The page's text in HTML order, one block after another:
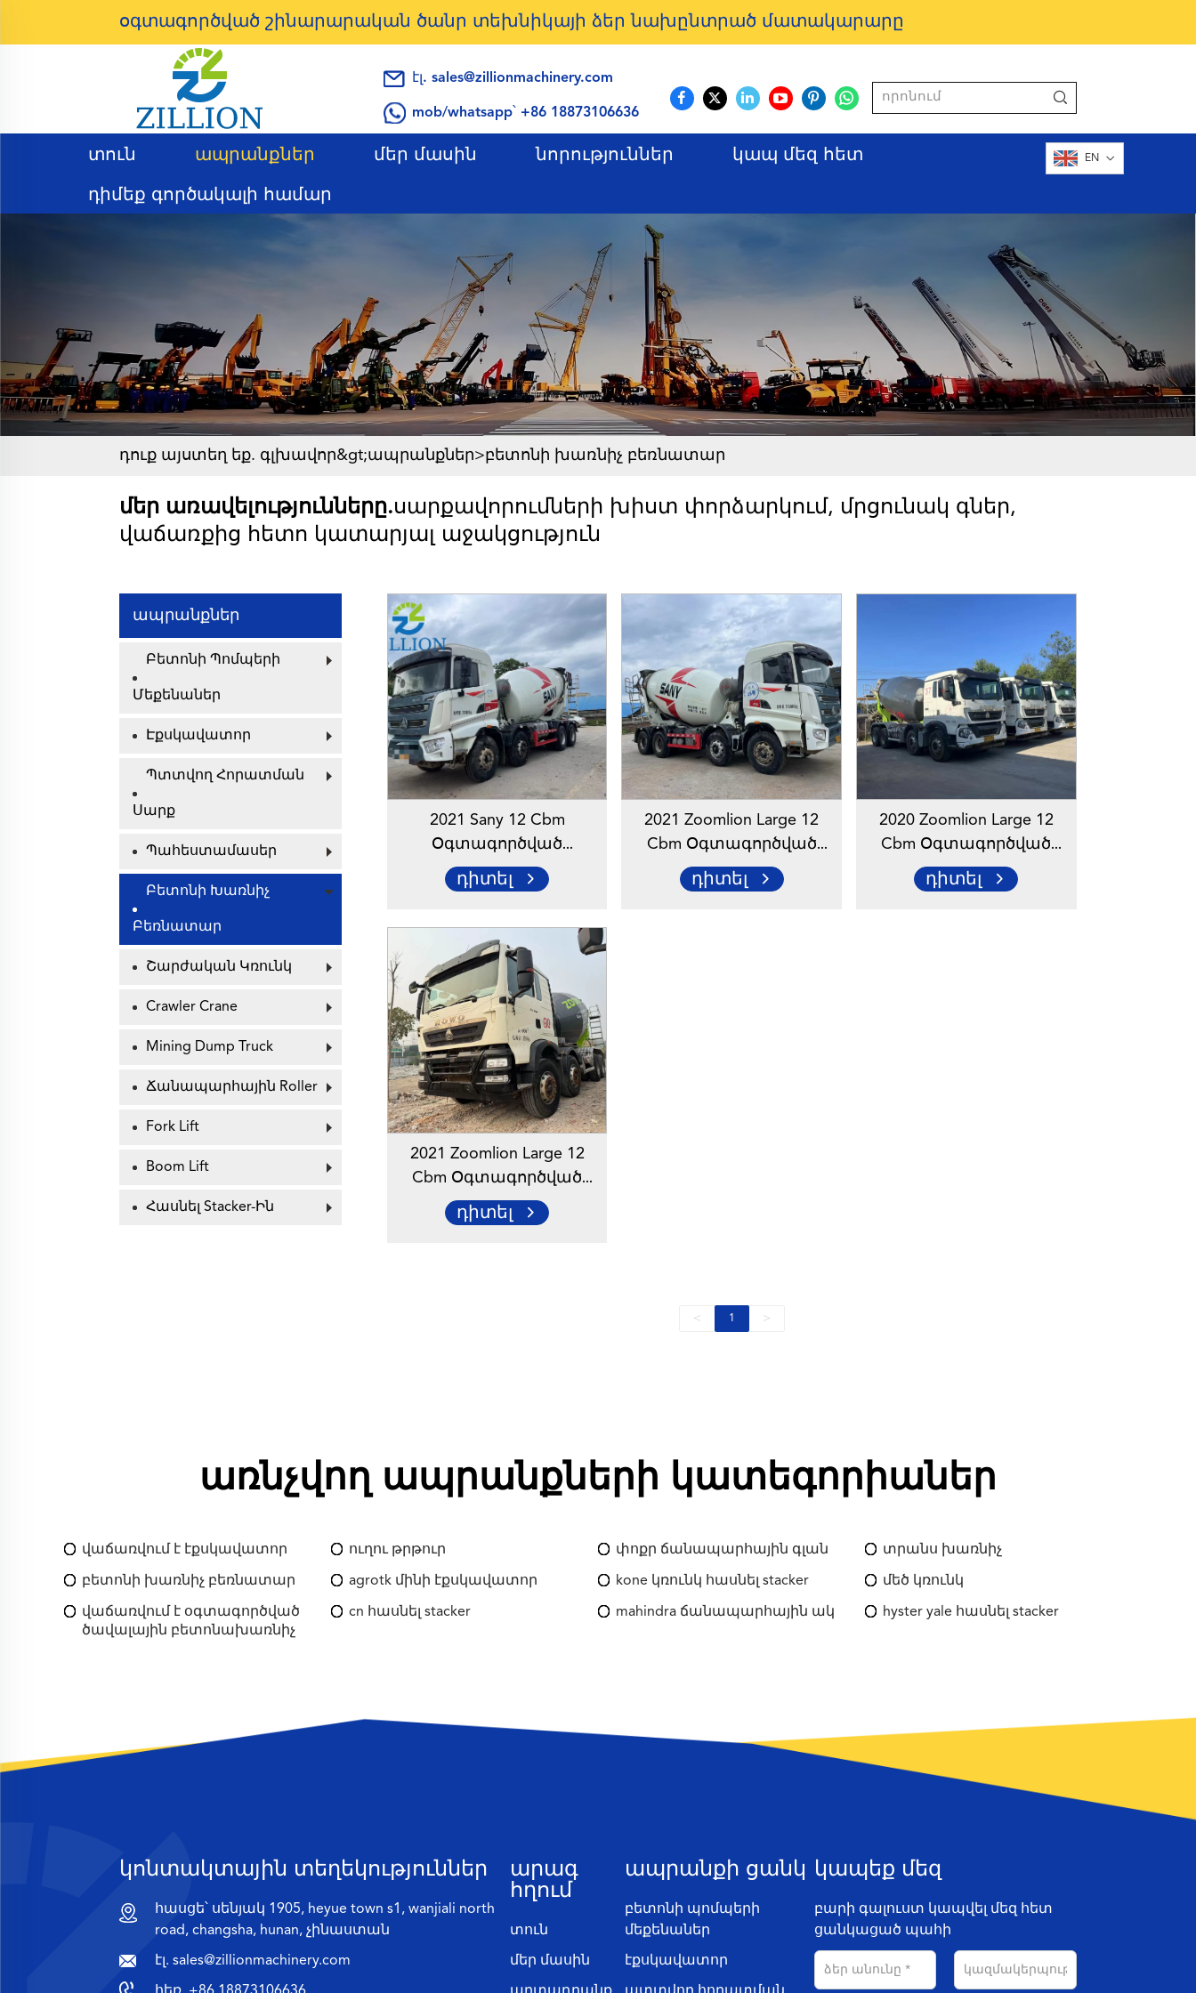
օգտագործված շինարարական ծանր տեխնիկայի ձեր նախընտրած մատակարարը
էլ. sales@zillionmachinery.com
mob/whatsapp՝ +86 18873106636
տուն ապրանքներ մեր մասին նորություններ կապ մեզ հետ
դիմեք գործակալի համար
EN
դուք այստեղ եք. գլխավոր&gt;ապրանքներ>բետոնի խառնիչ բեռնատար
մեր առավելությունները.սարքավորումների խիստ փորձարկում, մրցունակ գներ,
վաճառքից հետո կատարյալ աջակցություն
ապրանքներ
Բետոնի Պոմպերի
Մեքենաներ
Էքսկավատոր
Պտտվող Հորատման
Սարք
Պահեստամասեր
Բետոնի Խառնիչ
Բեռնատար
Շարժական Կռունկ
Crawler Crane
Mining Dump Truck
Ճանապարհային Roller
Fork Lift
Boom Lift
Հասնել Stacker-Ին
2021 Sany 12 Cbm
Օգտագործված
Ցեմենտի Խառնիչ
Բեռնատար
դիտել
2021 Zoomlion Large 12
Cbm Օգտագործված
Ցեմենտի Խառնիչ
Բեռնատար Բետոնի
դիտել
2020 Zoomlion Large 12
Cbm Օգտագործված
Ցեմենտի Խառնիչ
Բեռնատար
դիտել
2021 Zoomlion Large 12
Cbm Օգտագործված
Ցեմենտի Խառնիչ
Բեռնատար Howo
դիտել
< 1 >
առնչվող ապրանքների կատեգորիաներ
վաճառվում է էքսկավատոր ուղու թրթուր փոքր ճանապարհային գլան տրանս խառնիչ
բետոնի խառնիչ բեռնատար agrotk մինի էքսկավատոր kone կռունկ հասնել stacker մեծ կռունկ
վաճառվում է օգտագործված
ծավալային բետոնախառնիչ
cn հասնել stacker mahindra ճանապարհային ակ hyster yale հասնել stacker
կոնտակտային տեղեկություններ
հասցե՝ սենյակ 1905, heyue town s1, wanjiali north
road, changsha, hunan, չինաստան
էլ.sales@zillionmachinery.com
արագ
հղում
տուն
մեր մասին
ապրանքի ցանկ
բետոնի պոմպերի
մեքենաներ
էքսկավատոր
կապեք մեզ
բարի գալուստ կապվել մեզ հետ
ցանկացած պահի